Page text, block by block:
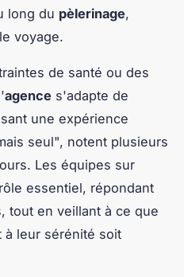
long du pèlerinage,
voyage.
de santé ou des
agence s'adapte de
une expérience
seul", notent plusieurs
Les équipes sur
essentiel, répondant
tout en veillant à ce que
à leur sérénité soit